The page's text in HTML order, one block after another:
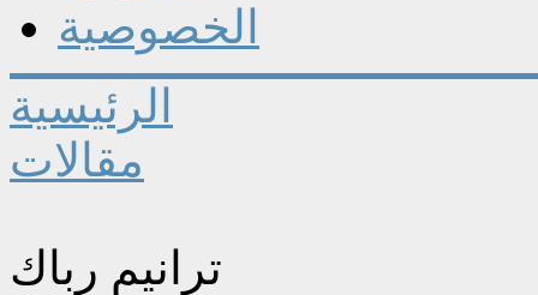
الخصوصية
الرئيسية
مقالات
ترانيم رباك